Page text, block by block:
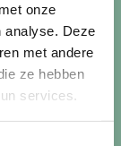
onze
analyse. Deze
met andere
ze hebben
services.
met uw